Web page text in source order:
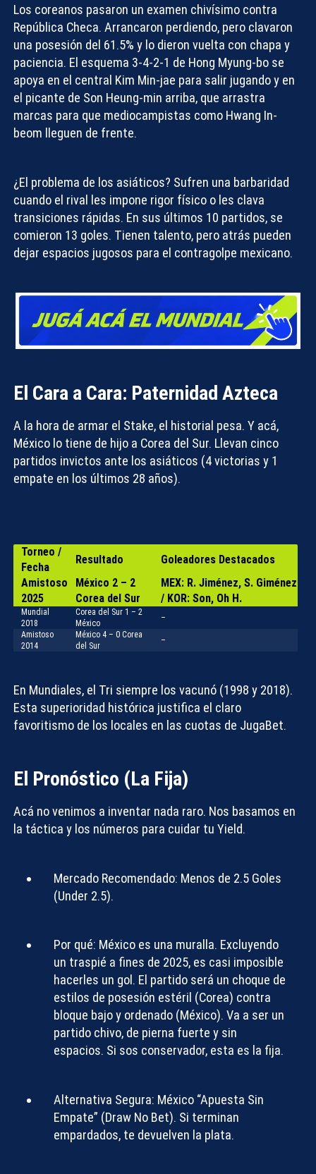
Los coreanos pasaron un examen chivísimo contra
República Checa. Arrancaron perdiendo, pero clavaron
una posesión del 61.5% y lo dieron vuelta con chapa y
paciencia. El esquema 3-4-2-1 de Hong Myung-bo se
apoya en el central Kim Min-jae para salir jugando y en
el picante de Son Heung-min arriba, que arrastra
marcas para que mediocampistas como Hwang In-
beom lleguen de frente.
¿El problema de los asiáticos? Sufren una barbaridad
cuando el rival les impone rigor físico o les clava
transiciones rápidas. En sus últimos 10 partidos, se
comieron 13 goles. Tienen talento, pero atrás pueden
dejar espacios jugosos para el contragolpe mexicano.
El Cara a Cara: Paternidad Azteca
A la hora de armar el Stake, el historial pesa. Y acá,
México lo tiene de hijo a Corea del Sur. Llevan cinco
partidos invictos ante los asiáticos (4 victorias y 1
empate en los últimos 28 años).
Torneo /
Fecha
Resultado
Goleadores Destacados
Amistoso
2025
México 2 – 2
Corea del Sur
MEX: R. Jiménez, S. Giménez
/ KOR: Son, Oh H.
Mundial
2018
Corea del Sur 1 – 2
México
–
Amistoso
2014
México 4 – 0 Corea
del Sur
–
En Mundiales, el Tri siempre los vacunó (1998 y 2018).
Esta superioridad histórica justifica el claro
favoritismo de los locales en las cuotas de JugaBet.
El Pronóstico (La Fija)
Acá no venimos a inventar nada raro. Nos basamos en
la táctica y los números para cuidar tuYield.
Mercado Recomendado: Menos de 2.5 Goles
(Under 2.5).
Por qué: México es una muralla. Excluyendo
un traspié a fines de 2025, es casi imposible
hacerles un gol. El partido será un choque de
estilos de posesión estéril (Corea) contra
bloque bajo y ordenado (México). Va a ser un
partido chivo, de pierna fuerte y sin
espacios. Si sos conservador, esta es la fija.
Alternativa Segura: México “Apuesta Sin
Empate” (Draw No Bet). Si terminan
empardados, te devuelven la plata.
Compartir con: